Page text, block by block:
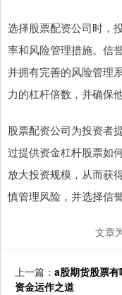
选择股票配资公司时，
率和风险管理措施。信
并拥有完善的风险管理
力的杠杆倍数，并确保
股票配资公司为投资者
过提供资金杠杆股票如
放大投资规模，从而获
慎管理风险，并选择信
文章
上一篇： a股期货股票
资金运作之道